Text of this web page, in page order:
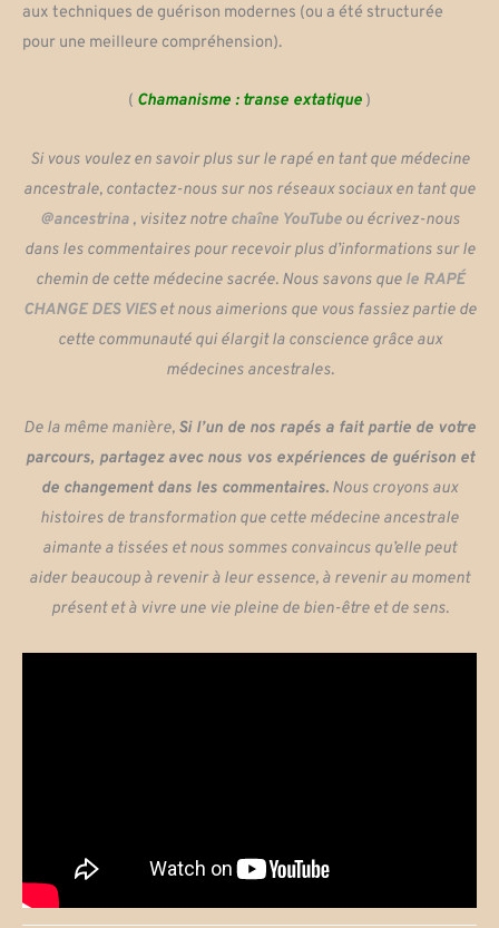
aux techniques de guérison modernes (ou a été structurée
pour une meilleure compréhension).
( Chamanisme : transe extatique )
Si vous voulez en savoir plus sur le rapé en tant que médecine
ancestrale, contactez-nous sur nos réseaux sociaux en tant que
@ancestrina, visitez notre chaîne YouTubeou écrivez-nous
dans les commentaires pour recevoir plus d’informations sur le
chemin de cette médecine sacrée. Nous savons que le RAPÉ
CHANGE DES VIESet nous aimerions que vous fassiez partie de
cette communauté qui élargit la conscience grâce aux
médecines ancestrales.
De la même manière, Si l’un de nos rapés a fait partie de votre
parcours, partagez avec nous vos expériences de guérison et
de changement dans les commentaires. Nous croyons aux
histoires de transformation que cette médecine ancestrale
aimante a tissées et nous sommes convaincus qu’elle peut
aider beaucoup à revenir à leur essence, à revenir au moment
présent et à vivre une vie pleine de bien-être et de sens.